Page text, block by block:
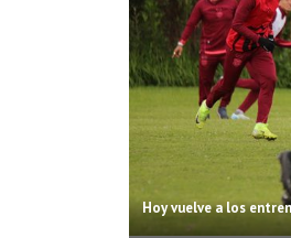
Hoy vuelve a los